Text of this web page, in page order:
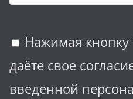
Нажимая
даёте свое
введенной